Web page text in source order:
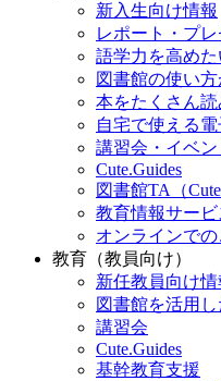
新入生向け情報
レポート・プ
語学力を高め
図書館の使い
本をたくさん読
自宅で使える
講習会・イベン
Cute.Guides
図書館TA（
教育情報サービ
オンラインで
教育（教員向け）
新任教員向け情
図書館を活用
講習会
Cute.Guides
基幹教育支援